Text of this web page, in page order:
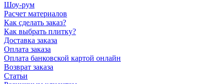
Шоу-рум
Расчет материалов
Как сделать заказ?
Как выбрать плитку?
Доставка заказа
Оплата заказа
Оплата банковской картой онлайн
Возврат заказа
Статьи